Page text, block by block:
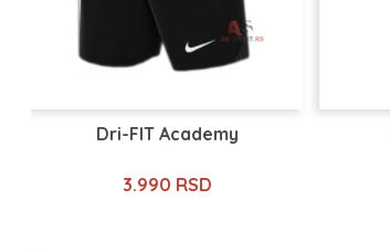
Dri-FIT Academy
3.990 RSD